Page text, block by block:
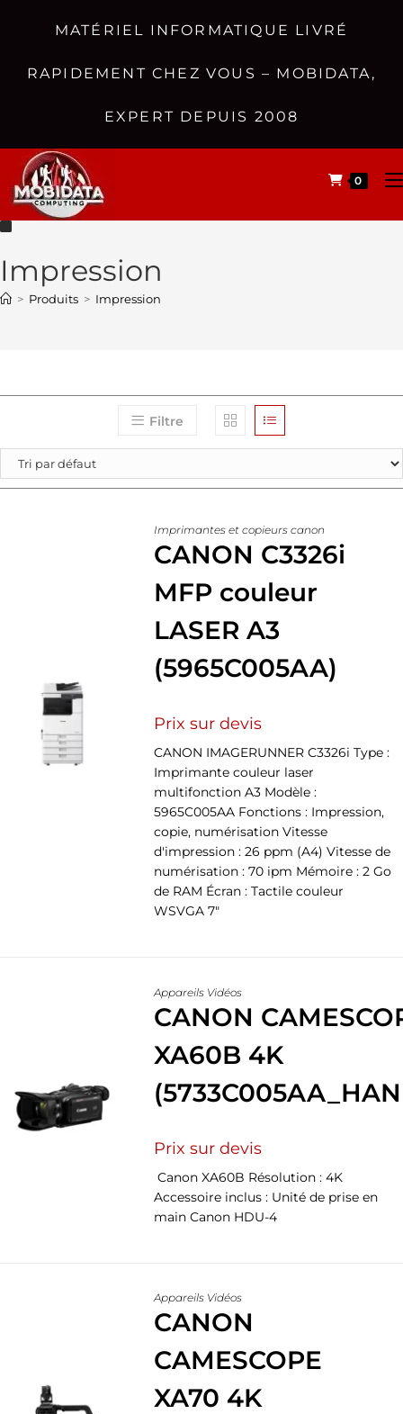
MATÉRIEL INFORMATIQUE LIVRÉ
RAPIDEMENT CHEZ VOUS – MOBIDATA,
EXPERT DEPUIS 2008
0
Impression
> Produits > Impression
Filtre
Imprimantes et copieurs canon
CANON C3326i
MFP couleur
LASER A3
(5965C005AA)
Prix sur devis
CANON IMAGERUNNER C3326i Type :
Imprimante couleur laser
multifonction A3 Modèle :
5965C005AA Fonctions : Impression,
copie, numérisation Vitesse
d'impression : 26 ppm (A4) Vitesse de
numérisation : 70 ipm Mémoire : 2 Go
de RAM Écran : Tactile couleur
WSVGA 7"
Appareils Vidéos
CANON
XA60B 4K
Prix sur devis
Canon XA60B Résolution : 4K
Accessoire inclus : Unité de prise en
main Canon HDU-4
Appareils Vidéos
CANON
CAMESCOPE
XA70 4K